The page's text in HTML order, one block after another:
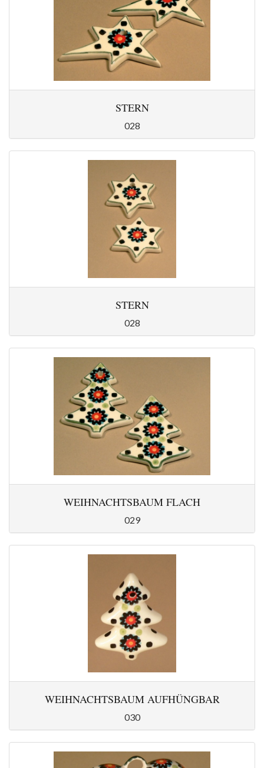
STERN
028
STERN
028
WEIHNACHTSBAUM FLACH
029
WEIHNACHTSBAUM AUFHÜNGBAR
030